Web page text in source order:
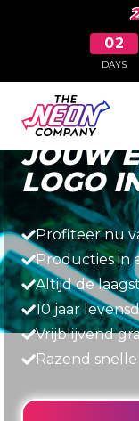
02
DAYS
Snel,
JOUW
LOGO
Profiteer nu
Producties in
Altijd de
10 jaar
Vrijblijvend
Razend